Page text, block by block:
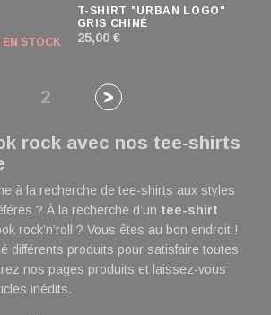
EN STOCK
T-SHIRT "URBAN LOGO"
GRIS CHINÉ
25,00 €
2
rock avec nos tee-shirts
à la recherche de tee-shirts aux styles
? À la recherche d’un tee-shirt
rock’n’roll ? Vous êtes au bon endroit !
différents produits pour satisfaire toutes
nos pages produits et laissez-vous
inédits.